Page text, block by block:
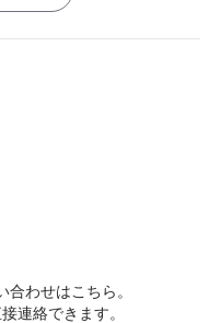
わせはこちら。
連絡できます。